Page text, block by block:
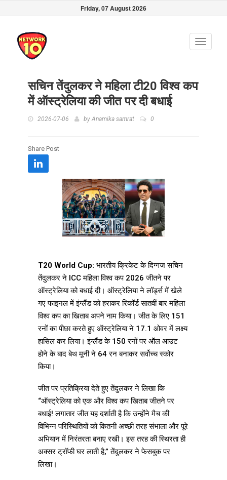
Friday, 07 August 2026
Toggle
सचिन तेंदुलकर ने महिला टी20 विश्व कप
में ऑस्ट्रेलिया की जीत पर दी बधाई
2026-07-06 by Anamika samrat 0
Share Post
T20 World Cup: भारतीय क्रिकेट के दिग्गज सचिन
तेंदुलकर ने ICC महिला विश्व कप 2026 जीतने पर
ऑस्ट्रेलिया को बधाई दी। ऑस्ट्रेलिया ने लॉर्ड्स में खेले
गए फाइनल में इंग्लैंड को हराकर रिकॉर्ड सातवीं बार महिला
विश्व कप का खिताब अपने नाम किया। जीत के लिए 151
रनों का पीछा करते हुए ऑस्ट्रेलिया ने 17.1 ओवर में लक्ष्य
हासिल कर लिया। इंग्लैंड के 150 रनों पर ऑल आउट
होने के बाद बेथ मूनी ने 64 रन बनाकर सर्वोच्च स्कोर
किया।
जीत पर प्रतिक्रिया देते हुए तेंदुलकर ने लिखा कि
“ऑस्ट्रेलिया को एक और विश्व कप खिताब जीतने पर
बधाई! लगातार जीत यह दर्शाती है कि उन्होंने मैच की
विभिन्न परिस्थितियों को कितनी अच्छी तरह संभाला और पूरे
अभियान में निरंतरता बनाए रखी। इस तरह की स्थिरता ही
अक्सर ट्रॉफी घर लाती है,” तेंदुलकर ने फेसबुक पर
लिखा।